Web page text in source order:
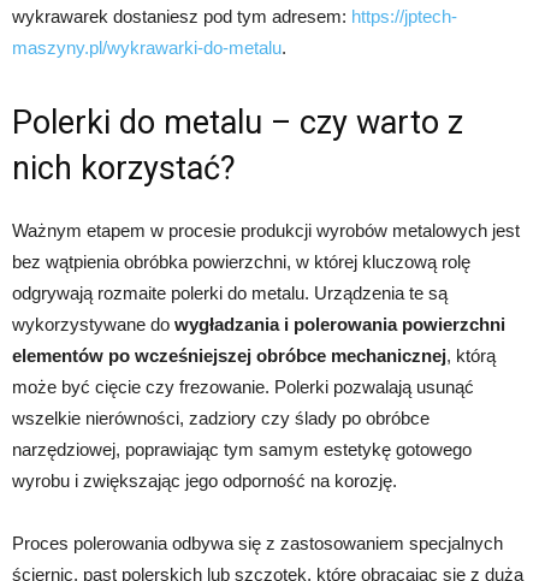
wykrawarek dostaniesz pod tym adresem: https://jptech-
maszyny.pl/wykrawarki-do-metalu.
Polerki do metalu – czy warto z
nich korzystać?
Ważnym etapem w procesie produkcji wyrobów metalowych jest
bez wątpienia obróbka powierzchni, w której kluczową rolę
odgrywają rozmaite polerki do metalu. Urządzenia te są
wykorzystywane do wygładzania i polerowania powierzchni
elementów po wcześniejszej obróbce mechanicznej, którą
może być cięcie czy frezowanie. Polerki pozwalają usunąć
wszelkie nierówności, zadziory czy ślady po obróbce
narzędziowej, poprawiając tym samym estetykę gotowego
wyrobu i zwiększając jego odporność na korozję.
Proces polerowania odbywa się z zastosowaniem specjalnych
ściernic, past polerskich lub szczotek, które obracając się z dużą